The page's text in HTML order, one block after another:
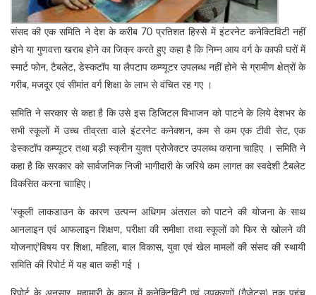
संसद की एक समिति ने देश के करीब 70 प्रतिशत हिस्से में इंटरनेट कनेक्टिविटी नहीं
होने या गुणवत्ता खराब होने का जिक्र करते हुए कहा है कि निम्न आय वर्ग के काफी घरों में
स्मार्ट फोन, टैबलेट, डेस्कटॉप या लैपटाप कम्प्यूटर उपलब्ध नहीं होने से ग्रामीण क्षेत्रों के
गरीब, मजदूर एवं सीमांत वर्ग शिक्षा के लाभ से वंचित रह गए ।
समिति ने सरकार से कहा है कि उसे इस डिजिटल विभाजन को पाटने के लिये देशभर के
सभी स्कूलों में उच्च तीव्रता वाले इंटरनेट कनेक्शन, कम से कम एक टीवी सेट, एक
डेस्कटॉप कम्प्यूटर तथा बड़ी स्क्रीन युक्त प्रोजेक्टर उपलब्ध कराना चाहिए । समिति ने
कहा है कि सरकार को सार्वजनिक निजी भागीदारी के जरिये कम लागत का स्वदेशी टैबलेट
विकसित करना चााहिए।
‘स्कूली लाकडाउन के कारण उत्पन्न अधिगम अंतराल को पाटने की योजना के साथ
आनलाइन एवं आफलाइन शिक्षण, परीक्षा की समीक्षा तथा स्कूलों को फिर से खोलने की
योजनाएं’विषय पर शिक्षा, महिला, बाल विकास, युवा एवं खेल मामलों की संसद की स्थायी
समिति की रिपोर्ट में यह बात कही गई ।